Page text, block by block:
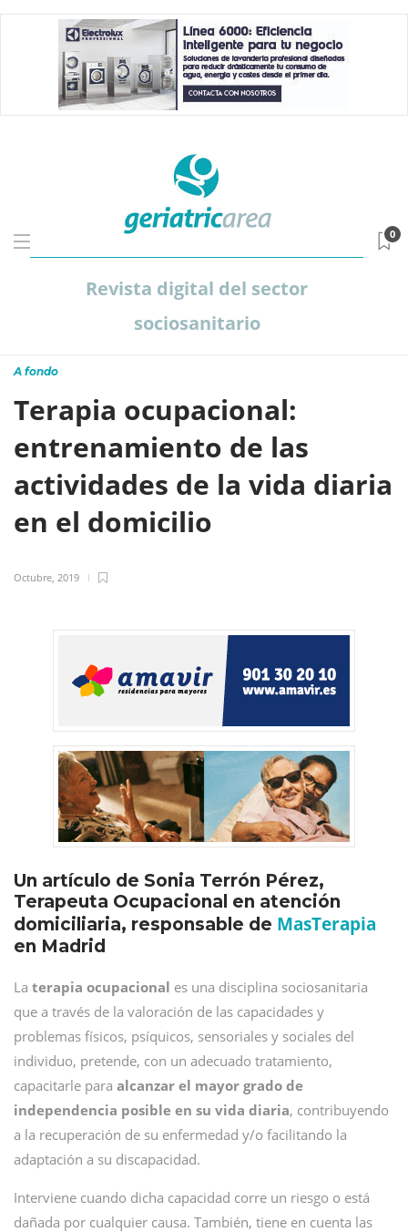
Revista digital del sector
sociosanitario
0
A fondo
Terapia ocupacional:
entrenamiento de las
actividades de la vida diaria
en el domicilio
Octubre, 2019
Un artículo de Sonia Terrón Pérez,
Terapeuta Ocupacional en atención
domiciliaria, responsable de MasTerapia
en Madrid
La terapia ocupacional es una disciplina sociosanitaria
que a través de la valoración de las capacidades y
problemas físicos, psíquicos, sensoriales y sociales del
individuo, pretende, con un adecuado tratamiento,
capacitarle para alcanzar el mayor grado de
independencia posible en su vida diaria, contribuyendo
a la recuperación de su enfermedad y/o facilitando la
adaptación a su discapacidad.
Interviene cuando dicha capacidad corre un riesgo o está
dañada por cualquier causa. También, tiene en cuenta las